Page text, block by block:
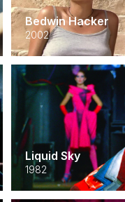
Bedwin Hacker
2002
Liquid Sky
1982